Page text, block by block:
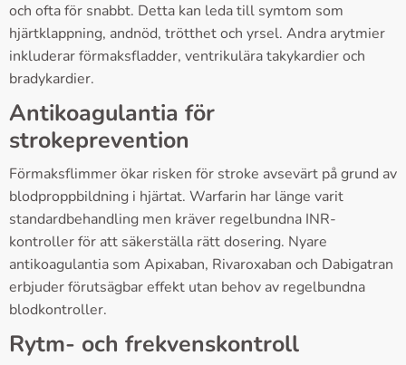
och ofta för snabbt. Detta kan leda till symtom som
hjärtklappning, andnöd, trötthet och yrsel. Andra arytmier
inkluderar förmaksfladder, ventrikulära takykardier och
bradykardier.
Antikoagulantia för
strokeprevention
Förmaksflimmer ökar risken för stroke avsevärt på grund av
blodproppbildning i hjärtat. Warfarin har länge varit
standardbehandling men kräver regelbundna INR-
kontroller för att säkerställa rätt dosering. Nyare
antikoagulantia som Apixaban, Rivaroxaban och Dabigatran
erbjuder förutsägbar effekt utan behov av regelbundna
blodkontroller.
Rytm- och frekvenskontroll